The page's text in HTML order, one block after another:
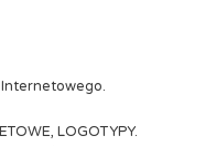
LOGOTYPY.